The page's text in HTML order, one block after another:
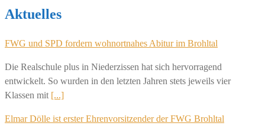
Aktuelles
FWG und SPD fordern wohnortnahes Abitur im Brohltal
Die Realschule plus in Niederzissen hat sich hervorragend
entwickelt. So wurden in den letzten Jahren stets jeweils vier
Klassen mit [...]
Elmar Dölle ist erster Ehrenvorsitzender der FWG Brohltal